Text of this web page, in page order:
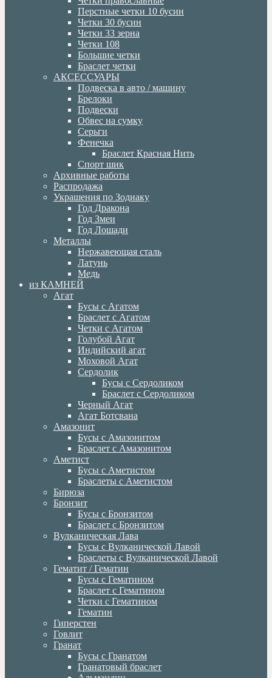
Перстные четки 10 бусин
Четки 30 бусин
Четки 33 зерна
Четки 108
Большие четки
Браслет четки
АКСЕССУАРЫ
Подвеска в авто / машину
Брелоки
Подвески
Обвес на сумку
Серьги
Фенечка
Браслет Красная Нить
Спорт шик
Архивные работы
Распродажа
Украшения по Зодиаку
Год Дракона
Год Змеи
Год Лошади
Металлы
Нержавеющая сталь
Латунь
Медь
из КАМНЕЙ
Агат
Бусы с Агатом
Браслет с Агатом
Четки с Агатом
Голубой Агат
Индийский агат
Моховой Агат
Сердолик
Бусы с Сердоликом
Браслет с Сердоликом
Черный Агат
Агат Ботсвана
Амазонит
Бусы с Амазонитом
Браслет с Амазонитом
Аметист
Бусы с Аметистом
Браслеты с Аметистом
Бирюза
Бронзит
Бусы с Бронзитом
Браслет с Бронзитом
Вулканическая Лава
Бусы с Вулканической Лавой
Браслеты с Вулканической Лавой
Гематит / Гематин
Бусы с Гематином
Браслет с Гематином
Четки с Гематином
Гематин
Гиперстен
Говлит
Гранат
Бусы с Гранатом
Гранатовый браслет